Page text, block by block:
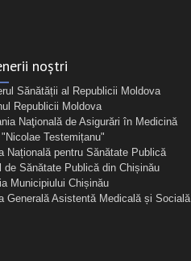
noștri
Sănătății al Republicii Moldova
Republicii Moldova
Naţională de Asigurări în Medicină
Testemițanu"
Națională pentru Sănătate Publică
de Sănătate Publică din Chișinău
Municipiului Chișinău
Generală Asistentă Medicală și Socială